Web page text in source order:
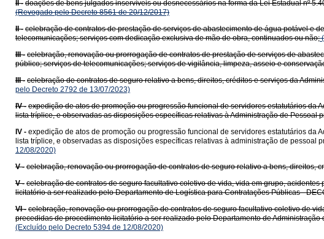
II - doações de bens julgados inservíveis ou desnecessários na forma da Lei Estadual nº
(Revogado pelo Decreto 8561 de 20/12/2017)
II - celebração de contratos de prestação de serviços de abastecimento de água potável e
telecomunicações; serviços com dedicação exclusiva de mão de obra, continuados ou não;
III - celebração, renovação ou prorrogação de contratos de prestação de serviços de
público; serviços de telecomunicações; serviços de vigilância, limpeza, asseio e
III - celebração de contratos de seguro relativo a bens, direitos, créditos e serviços da
pelo Decreto 2792 de 13/07/2023)
IV - expedição de atos de promoção ou progressão funcional de servidores estatutários da
lista tríplice, e observadas as disposições específicas relativas à Administração de
IV - expedição de atos de promoção ou progressão funcional de servidores estatutários da
lista tríplice, e observadas as disposições específicas relativas à administração de
12/08/2020)
V - celebração, renovação ou prorrogação de contratos de seguro relativo a bens, direitos,
V - celebração de contratos de seguro facultativo coletivo de vida, vida em grupo,
licitatório a ser realizado pelo Departamento de Logística para Contratações Públicas -
VI - celebração, renovação ou prorrogação de contratos de seguro facultativo coletivo de
precedidas de procedimento licitatório a ser realizado pelo Departamento de Administração
(Excluído pelo Decreto 5394 de 12/08/2020)